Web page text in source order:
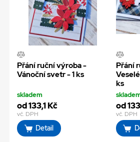
Přání ruční výroba -
Vánoční svetr - 1 ks
skladem
od 133,1 Kč
vč. DPH
Detail
Přání
ks
od
vč. DPH